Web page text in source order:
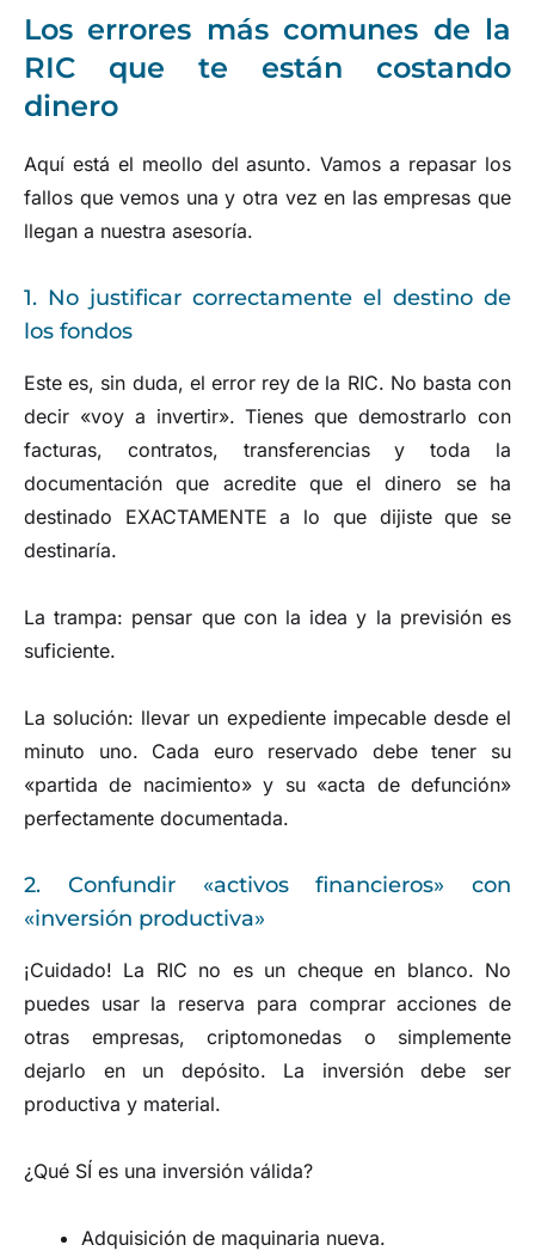
Los errores más comunes de la
RIC que te están costando
dinero
Aquí está el meollo del asunto. Vamos a repasar los
fallos que vemos una y otra vez en las empresas que
llegan a nuestra asesoría.
1. No justificar correctamente el destino de
los fondos
Este es, sin duda, el error rey de la RIC. No basta con
decir «voy a invertir». Tienes que demostrarlo con
facturas, contratos, transferencias y toda la
documentación que acredite que el dinero se ha
destinado EXACTAMENTE a lo que dijiste que se
destinaría.
La trampa: pensar que con la idea y la previsión es
suficiente.
La solución: llevar un expediente impecable desde el
minuto uno. Cada euro reservado debe tener su
«partida de nacimiento» y su «acta de defunción»
perfectamente documentada.
2. Confundir «activos financieros» con
«inversión productiva»
¡Cuidado! La RIC no es un cheque en blanco. No
puedes usar la reserva para comprar acciones de
otras empresas, criptomonedas o simplemente
dejarlo en un depósito. La inversión debe ser
productiva y material.
¿Qué SÍ es una inversión válida?
Adquisición de maquinaria nueva.